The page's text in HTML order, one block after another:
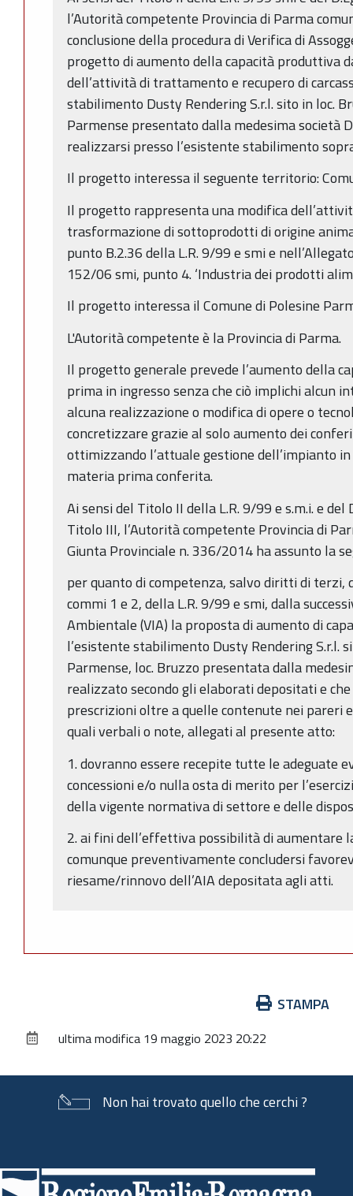
l’Autorità competente Provincia di Parma
conclusione della procedura di Verifica di
progetto di aumento della capacità produttiva
dell’attività di trattamento e recupero di
stabilimento Dusty Rendering S.r.l. sito in loc.
Parmense presentato dalla medesima società
realizzarsi presso l’esistente stabilimento
Il progetto interessa il seguente territorio:
Il progetto rappresenta una modifica
trasformazione di sottoprodotti di origine
punto B.2.36 della L.R. 9/99 e smi e
152/06 smi, punto 4. ‘Industria dei prodotti
Il progetto interessa il Comune di Polesine
L'Autorità competente è la Provincia di Parma.
Il progetto generale prevede l’aumento della
prima in ingresso senza che ciò implichi alcun
alcuna realizzazione o modifica di opere o
concretizzare grazie al solo aumento dei
ottimizzando l’attuale gestione dell’impianto
materia prima conferita.
Ai sensi del Titolo II della L.R. 9/99 e s.m.i. e
Titolo III, l’Autorità competente Provincia di
Giunta Provinciale n. 336/2014 ha assunto la
per quanto di competenza, salvo diritti di terzi,
commi 1 e 2, della L.R. 9/99 e smi, dalla
Ambientale (VIA) la proposta di aumento di
l’esistente stabilimento Dusty Rendering S.r.l.
Parmense, loc. Bruzzo presentata dalla
realizzato secondo gli elaborati depositati e
prescrizioni oltre a quelle contenute nei pareri
quali verbali o note, allegati al presente atto:
1. dovranno essere recepite tutte le adeguate
concessioni e/o nulla osta di merito per
della vigente normativa di settore e delle
2. ai fini dell’effettiva possibilità di aumentare
comunque preventivamente concludersi
riesame/rinnovo dell’AIA depositata agli atti.
documento
STAMPA
ultima modifica 19 maggio 2023 20:22
Non hai trovato quello che cerchi ?
di